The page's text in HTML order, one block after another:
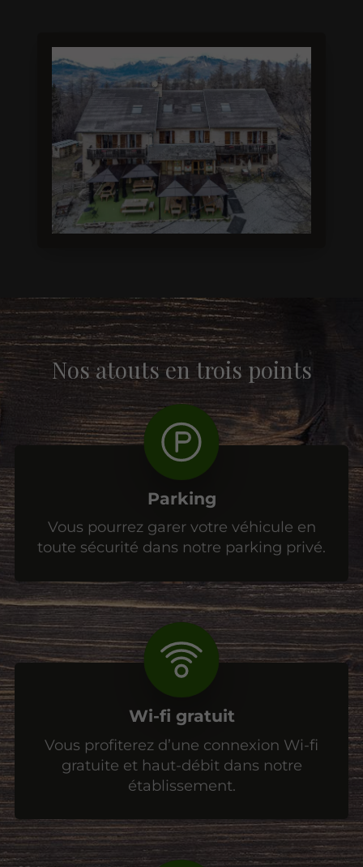
Nos atouts en trois points
Parking
Vous pourrez garer votre véhicule en
toute sécurité dans notre parking privé.
Wi-fi gratuit
Vous profiterez d’une connexion Wi-fi
gratuite et haut-débit dans notre
établissement.